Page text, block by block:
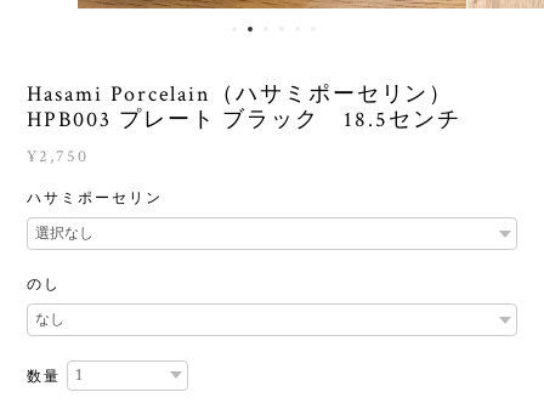
Hasami Porcelain（ハサミポーセリン）
HPB003 プレート ブラック 18.5センチ
¥2,750
ハサミポーセリン
のし
数量